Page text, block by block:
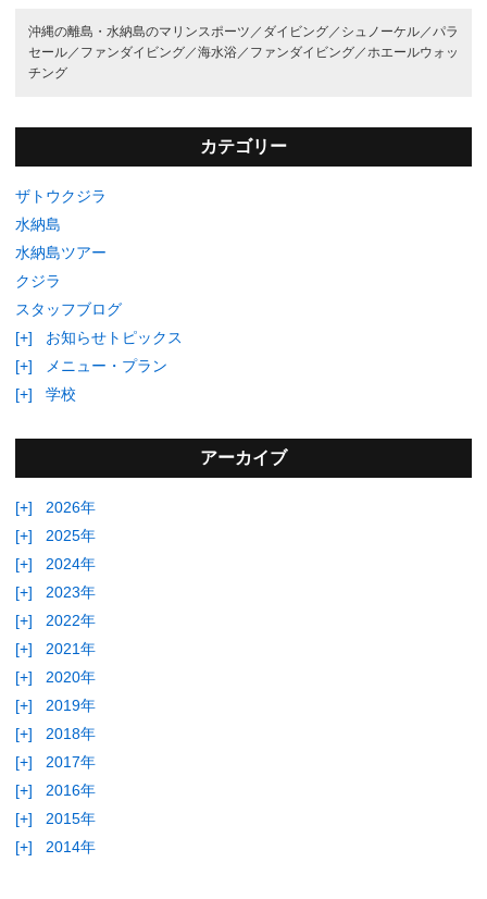
沖縄の離島・水納島のマリンスポーツ／ ダイビング／ シュノーケル／パラ
セール／ ファンダイビング／海水浴／ ファンダイビング／ホエールウォッ
チング
カテゴリー
ザトウクジラ
水納島
水納島ツアー
クジラ
スタッフブログ
[+]
お知らせトピックス
[+]
メニュー・プラン
[+]
学校
アーカイブ
[+]
2026年
[+]
2025年
[+]
2024年
[+]
2023年
[+]
2022年
[+]
2021年
[+]
2020年
[+]
2019年
[+]
2018年
[+]
2017年
[+]
2016年
[+]
2015年
[+]
2014年